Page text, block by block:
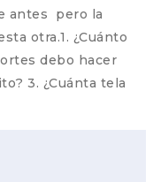
antes pero la
otra.1. ¿Cuánto
debo hacer
3. ¿Cuánta tela